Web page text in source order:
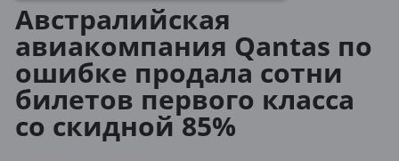
Австралийская
авиакомпания Qantas по
ошибке продала сотни
билетов первого класса
со скидной 85%